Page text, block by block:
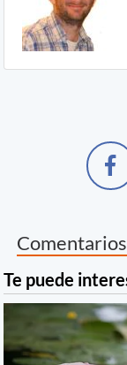
Comentarios